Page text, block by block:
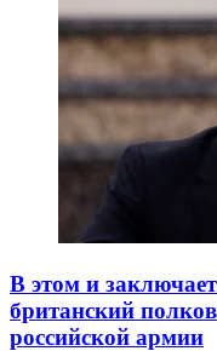
В этом и
британский
российской армии